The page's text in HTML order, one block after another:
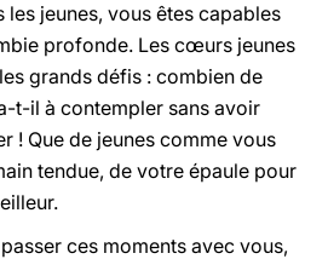
les jeunes, vous êtes capables
profonde. Les cœurs jeunes
grands défis : combien de
t-il à contempler sans avoir
! Que de jeunes comme vous
tendue, de votre épaule pour
ces moments avec vous,